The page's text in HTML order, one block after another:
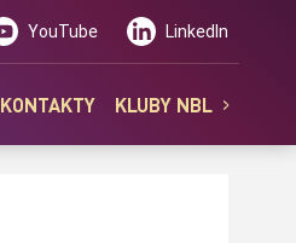
YouTube LinkedIn
KONTAKTY KLUBY NBL